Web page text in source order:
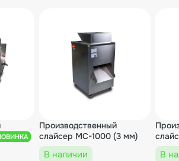
оптимальное решение для
нарезка продуктов.
Производственный
слайсер MC-1000 (3 мм)
В наличии В